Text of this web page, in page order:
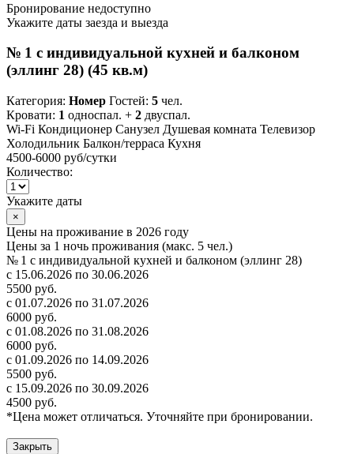
Бронирование недоступно
Укажите даты заезда и выезда
№ 1 с индивидуальной кухней и балконом
(эллинг 28) (45 кв.м)
Категория: Номер Гостей: 5 чел.
Кровати: 1 односпал. + 2 двуспал.
Wi-Fi Кондиционер Санузел Душевая комната Телевизор
Холодильник Балкон/терраса Кухня
4500-6000 руб/сутки
Количество:
Укажите даты
×
Цены на проживание в 2026 году
Цены за 1 ночь проживания (макс. 5 чел.)
№ 1 с индивидуальной кухней и балконом (эллинг 28)
с 15.06.2026 по 30.06.2026
5500 руб.
с 01.07.2026 по 31.07.2026
6000 руб.
с 01.08.2026 по 31.08.2026
6000 руб.
с 01.09.2026 по 14.09.2026
5500 руб.
с 15.09.2026 по 30.09.2026
4500 руб.
*Цена может отличаться. Уточняйте при бронировании.
Закрыть